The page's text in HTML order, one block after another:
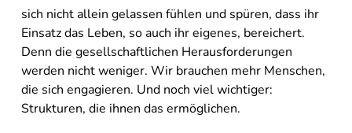
sich nicht allein gelassen fühlen und spüren, dass ihr
Einsatz das Leben, so auch ihr eigenes, bereichert.
Denn die gesellschaftlichen Herausforderungen
werden nicht weniger. Wir brauchen mehr Menschen,
die sich engagieren. Und noch viel wichtiger:
Strukturen, die ihnen das ermöglichen.